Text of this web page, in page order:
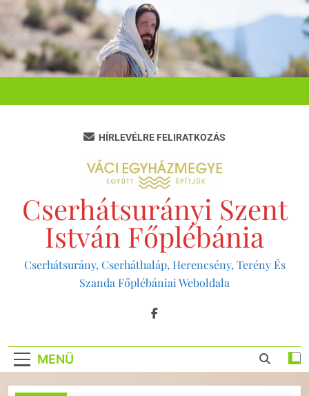
Ugrás
tartalomra
Cserhátsurányi Szent
István Főplébánia
Cserhátsurány, Cserháthaláp, Herencsény, Terény És
Szanda Főplébániai Weboldala
HÍRLEVÉLRE FELIRATKOZÁS
MENÜ